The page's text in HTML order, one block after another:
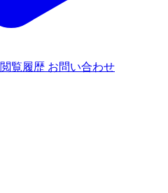
閲覧履歴 お問い合わせ